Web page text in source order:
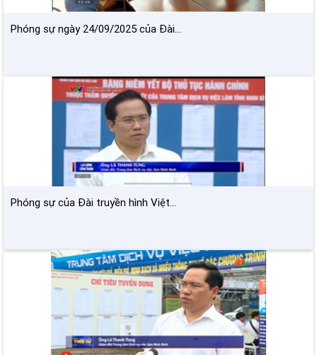
Phóng sự ngày 24/09/2025 của Đài...
Phóng sự của Đài truyền hình Việt...